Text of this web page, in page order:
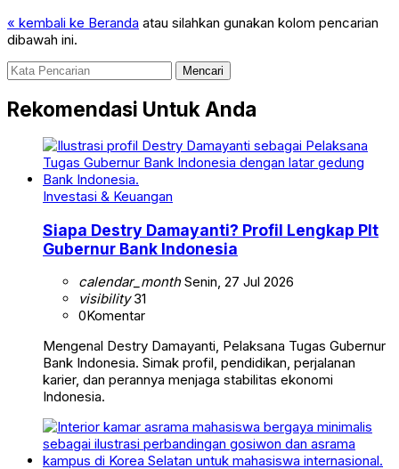
« kembali ke Beranda atau silahkan gunakan kolom pencarian
dibawah ini.
Mencari
Rekomendasi Untuk Anda
Investasi & Keuangan
Siapa Destry Damayanti? Profil Lengkap Plt
Gubernur Bank Indonesia
calendar_monthSenin, 27 Jul 2026
visibility31
0Komentar
Mengenal Destry Damayanti, Pelaksana Tugas Gubernur
Bank Indonesia. Simak profil, pendidikan, perjalanan
karier, dan perannya menjaga stabilitas ekonomi
Indonesia.